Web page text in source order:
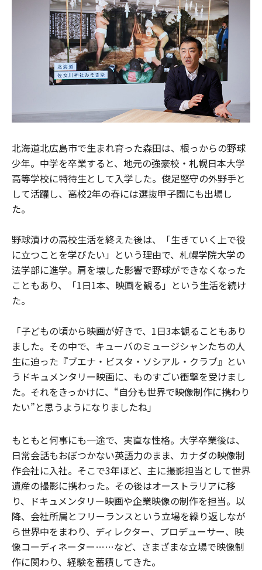
北海道北広島市で生まれ育った森田は、根っからの野球
少年。中学を卒業すると、地元の強豪校・札幌日本大学
高等学校に特待生として入学した。俊足堅守の外野手と
して活躍し、高校2年の春には選抜甲子園にも出場し
た。
野球漬けの高校生活を終えた後は、「生きていく上で役
に立つことを学びたい」という理由で、札幌学院大学の
法学部に進学。肩を壊した影響で野球ができなくなった
こともあり、「1日1本、映画を観る」という生活を続け
た。
「子どもの頃から映画が好きで、1日3本観ることもあり
ました。その中で、キューバのミュージシャンたちの人
生に迫った『ブエナ・ビスタ・ソシアル・クラブ』とい
うドキュメンタリー映画に、ものすごい衝撃を受けまし
た。それをきっかけに、“自分も世界で映像制作に携わり
たい”と思うようになりましたね」
もともと何事にも一途で、実直な性格。大学卒業後は、
日常会話もおぼつかない英語力のまま、カナダの映像制
作会社に入社。そこで3年ほど、主に撮影担当として世界
遺産の撮影に携わった。その後はオーストラリアに移
り、ドキュメンタリー映画や企業映像の制作を担当。以
降、会社所属とフリーランスという立場を繰り返しなが
ら世界中をまわり、ディレクター、プロデューサー、映
像コーディネーター……など、さまざまな立場で映像制
作に関わり、経験を蓄積してきた。